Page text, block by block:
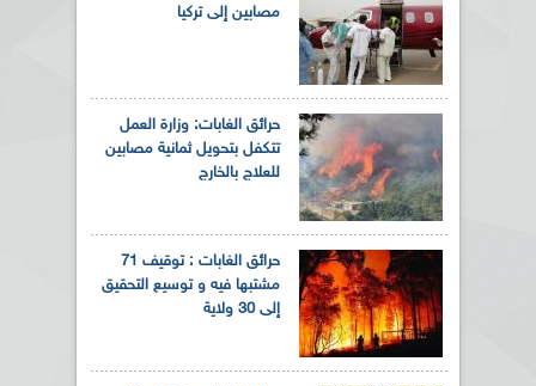
مصابين إلى تركيا
حرائق الغابات: وزارة العمل
تتكفل بتحويل ثمانية مصابين
للعلاج بالخارج
حرائق الغابات : توقيف 71
مشتبها فيه و توسيع التحقيق
إلى 30 ولاية